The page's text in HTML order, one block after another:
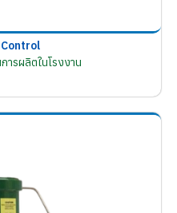
ารผลิตในโรงงาน